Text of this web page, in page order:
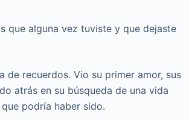
alguna vez tuviste y que dejaste
de recuerdos. Vio su primer amor, sus
atrás en su búsqueda de una vida
podría haber sido.